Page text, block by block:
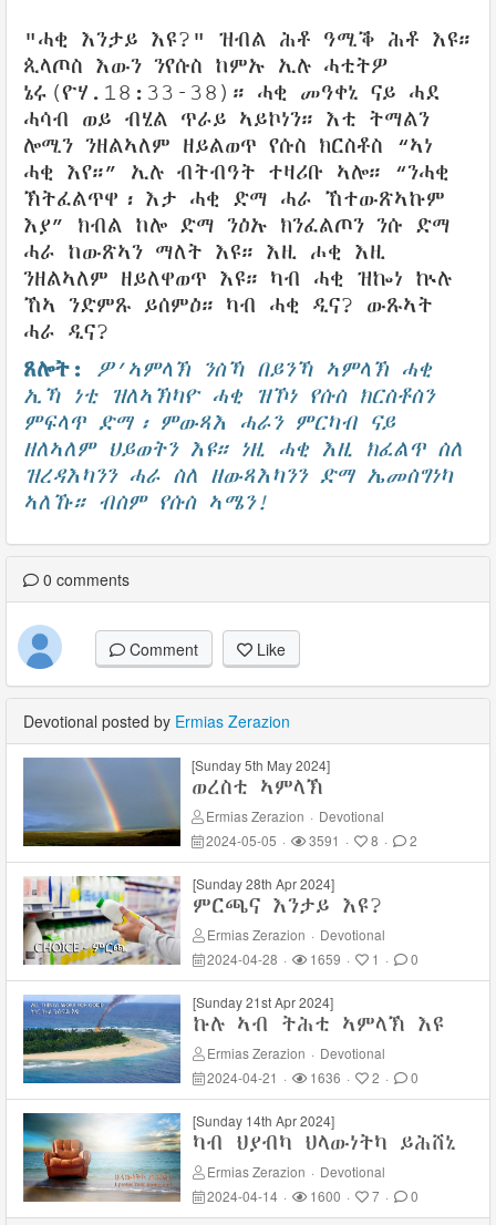
"ሓቂ እንታይ እዩ?" ዝብል ሕቶ ዓሚቕ ሕቶ እዩ።
ጲላጦስ እውን ንየሱስ ከምኡ ኢሉ ሓቲትዎ
ኔሩ(ዮሃ.18:33-38)። ሓቂ መዓቀኒ ናይ ሓደ
ሓሳብ ወይ ብሂል ጥራይ ኣይኮነን። እቲ ትማልን
ሎሚን ንዘልኣለም ዘይልወጥ የሱስ ክርስቶስ “ኣነ
ሓቂ እየ።” ኢሉ ብትብዓት ተዛሪቡ ኣሎ። “ንሓቂ
ኽትፈልጥዋ፡ እታ ሓቂ ድማ ሓራ ኸተውጽኣኩም
እያ” ክብል ከሎ ድማ ንዕኡ ክንፈልጦን ንሱ ድማ
ሓራ ከውጽኣን ማለት እዩ። እዚ ሖቂ እዚ
ንዘልኣለም ዘይለዋወጥ እዩ። ካብ ሓቂ ዝኰነ ኵሉ
ኸኣ ንድምጹ ይሰምዕ። ካብ ሓቂ ዲና? ውጹኣት
ሓራ ዲና?
ጸሎት: ዎ’ኣምላኽ ንስኻ በይንኻ ኣምላኽ ሓቂ
ኢኻ ነቲ ዝለኣኽካዮ ሓቂ ዝኾነ የሱስ ክርስቶስን
ምፍላጥ ድማ፡ ምውጻእ ሓራን ምርካብ ናይ
ዘለኣለም ህይወትን እዩ። ነዚ ሓቂ እዚ ክፈልጥ ስለ
ዝረዳእካንን ሓራ ስለ ዘውጻእካንን ድማ ኤመስግነካ
ኣለኹ። ብስም የሱስ ኣሜን!
0 comments
Comment Like
Devotional posted by Ermias Zerazion
[Sunday 5th May 2024]
ወረስቲ ኣምላኽ
Ermias Zerazion · Devotional
2024-05-05 · 3591 · 8 · 2
[Sunday 28th Apr 2024]
ምርጫና እንታይ እዩ?
Ermias Zerazion · Devotional
2024-04-28 · 1659 · 1 · 0
[Sunday 21st Apr 2024]
ኩሉ ኣብ ትሕቲ ኣምላኽ እዩ
Ermias Zerazion · Devotional
2024-04-21 · 1636 · 2 · 0
[Sunday 14th Apr 2024]
ካብ ህያብካ ህላውነትካ ይሕሸኒ
Ermias Zerazion · Devotional
2024-04-14 · 1600 · 7 · 0